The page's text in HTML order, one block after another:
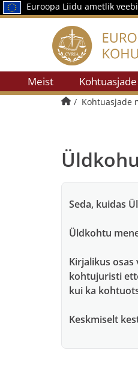
Euroopa Liidu ametlik
Meist
Avalehele
Kohtuasjade
Seda, kuidas
Üldkohtu
Kirjalikus
kohtujuristi
kui ka
Keskmiselt